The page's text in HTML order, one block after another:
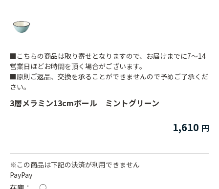
3層メラミン13cmボール ミントグリーン
1,610
※この商品は下記の決済が利用できません
PayPay
■こちらの商品は取り寄せとなりますので、お届けまでに7～14
営業日ほどお時間を頂く場合がございます。
■原則ご返品、交換を承ることができませんので予めご了承くだ
さい。